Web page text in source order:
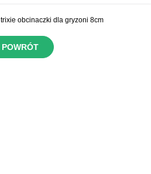
trixie obcinaczki dla gryzoni 8cm
POWRÓT